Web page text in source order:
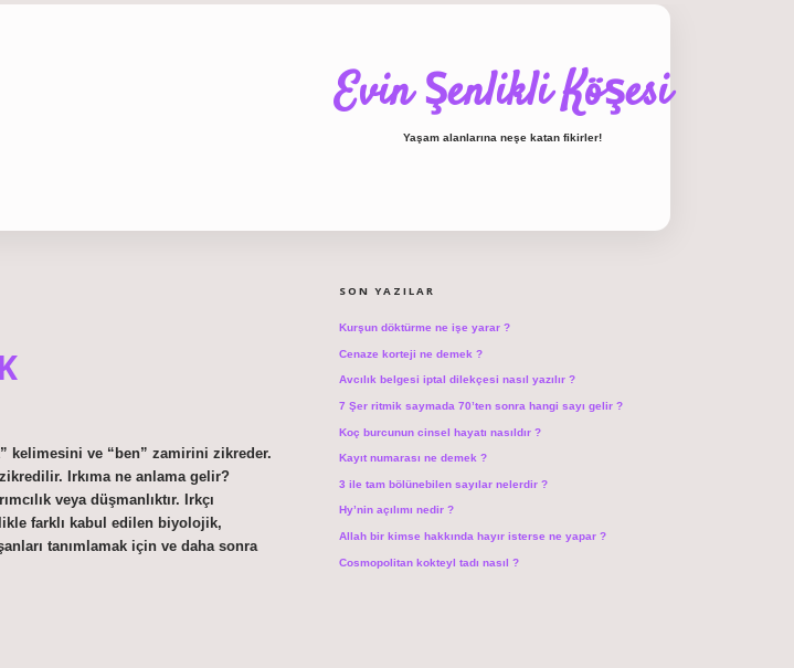
Evin Şenlikli Köşesi
Yaşam alanlarına neşe katan fikirler!
kelimesini ve “ben” zamirini zikreder.
Irkıma ne anlama gelir?
veya düşmanlıktır. Irkçı
farklı kabul edilen biyolojik,
tanımlamak için ve daha sonra
SON YAZILAR
Kurşun döktürme ne işe yarar ?
Cenaze korteji ne demek ?
Avcılık belgesi iptal dilekçesi nasıl yazılır ?
7 Şer ritmik saymada 70’ten sonra hangi sayı gelir ?
Koç burcunun cinsel hayatı nasıldır ?
Kayıt numarası ne demek ?
3 ile tam bölünebilen sayılar nelerdir ?
Hy’nin açılımı nedir ?
Allah bir kimse hakkında hayır isterse ne yapar ?
Cosmopolitan kokteyl tadı nasıl ?